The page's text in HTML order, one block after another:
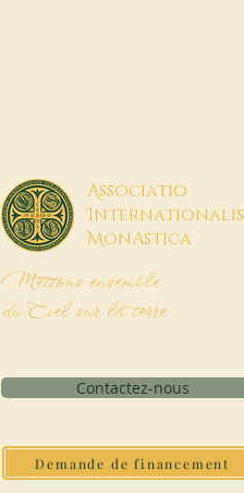
Associatio
Internationalis
MonAstica
Mettons ensemble
du Ciel sur la terre
Contactez-nous
Demande de financement